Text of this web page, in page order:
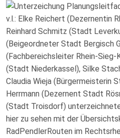
v.l.: Elke Reichert (Dezernentin
Reinhard Schmitz (Stadt
(Beigeordneter Stadt Bergisch
(Fachbereichsleiter Rhein-Sieg-
(Stadt Niederkassel), Silke
Claudia Wieja (Bürgermeisterin
Herrmann (Dezernent Stadt
(Stadt Troisdorf)
hier zu sehen mit der
RadPendlerRouten im